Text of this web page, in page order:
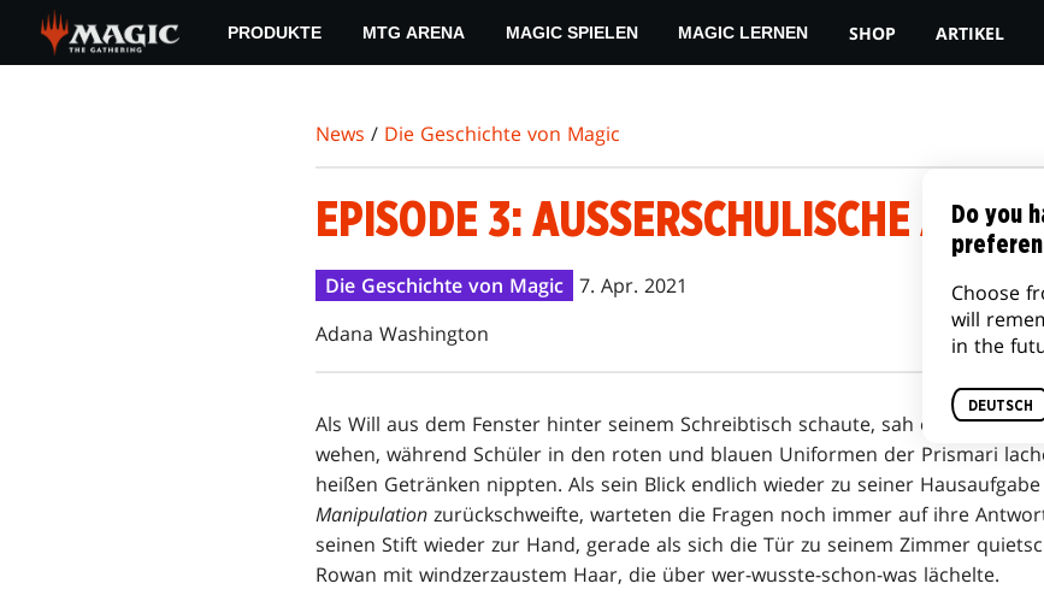
main
PRODUKTE MTG ARENA MAGIC SPIELEN MAGIC LERNEN SHOP ARTIKEL
News / Die Geschichte von Magic
EPISODE 3: AUSSERSCHULISCHE
Die Geschichte von Magic 7. Apr. 2021
Adana Washington
Als Will aus dem Fenster hinter seinem Schreibtisch schaute, sah er die
wehen, während Schüler in den roten und blauen Uniformen der Prismari
heißen Getränken nippten. Als sein Blick endlich wieder zu seiner
Manipulation zurückschweifte, warteten die Fragen noch immer auf ihre
seinen Stift wieder zur Hand, gerade als sich die Tür zu seinem Zimmer
Rowan mit windzerzaustem Haar, die über wer-wusste-schon-was lächelte.
Do you
Choose
will
in the
DEUTSCH